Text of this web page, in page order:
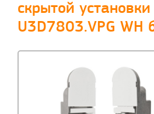
скрытой установки
U3D7803.VPG WH